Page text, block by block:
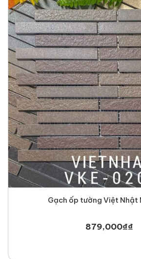
Gạch ốp tường Việt Nhật
879,000₫₫